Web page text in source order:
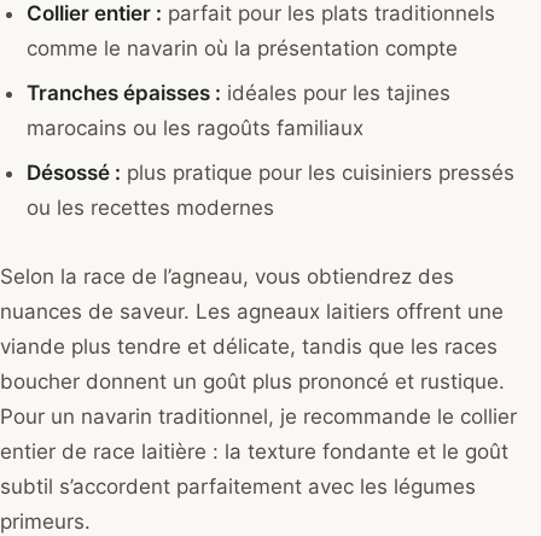
Collier entier : parfait pour les plats traditionnels
comme le navarin où la présentation compte
Tranches épaisses : idéales pour les tajines
marocains ou les ragoûts familiaux
Désossé : plus pratique pour les cuisiniers pressés
ou les recettes modernes
Selon la race de l’agneau, vous obtiendrez des
nuances de saveur. Les agneaux laitiers offrent une
viande plus tendre et délicate, tandis que les races
boucher donnent un goût plus prononcé et rustique.
Pour un navarin traditionnel, je recommande le collier
entier de race laitière : la texture fondante et le goût
subtil s’accordent parfaitement avec les légumes
primeurs.